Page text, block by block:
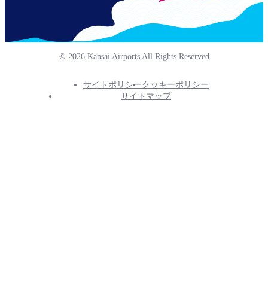
© 2026 Kansai Airports All Rights Reserved
サイトポリシークッキーポリシー
サイトマップ